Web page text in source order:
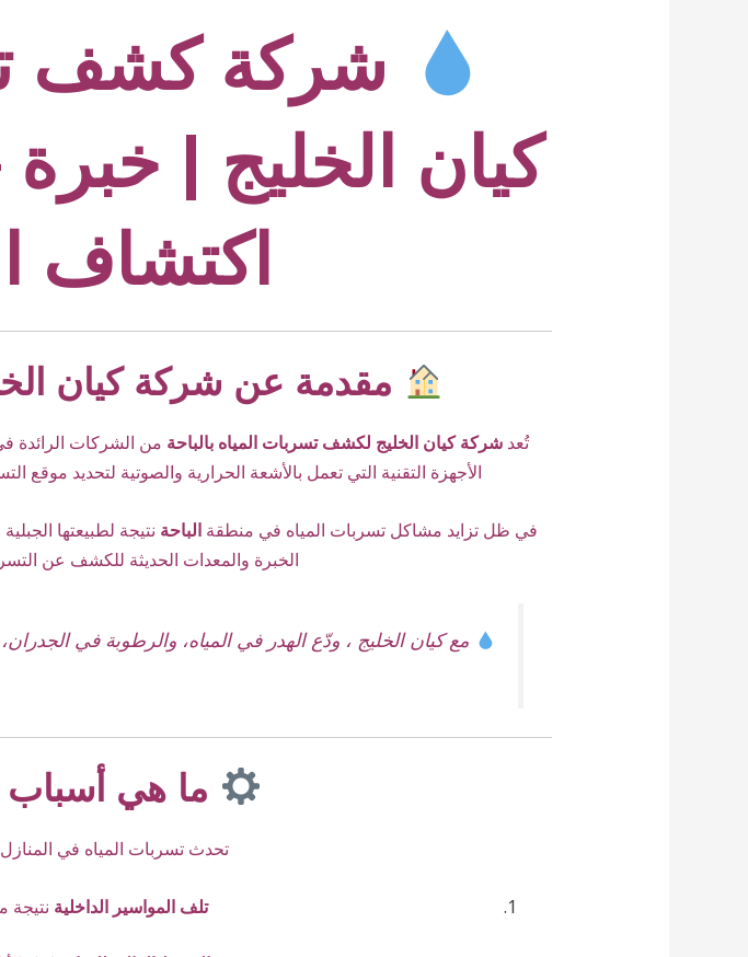
شركة كشف
كيان الخليج |
اكتشاف
مقدمة عن شركة كيان
تُعد شركة كيان الخليج لكشف تسربات المياه بالباحة من الشركات الرائدة
الأجهزة التقنية التي تعمل بالأشعة الحرارية والصوتية لتحديد موقع
في ظل تزايد مشاكل تسربات المياه في منطقة الباحة نتيجة لطبيعتها
الخبرة والمعدات الحديثة للكشف عن
مع كيان الخليج ، ودّع الهدر في المياه، والرطوبة في
ما هي أسباب
تحدث تسربات المياه في
تلف المواسير الداخلية نتيجة